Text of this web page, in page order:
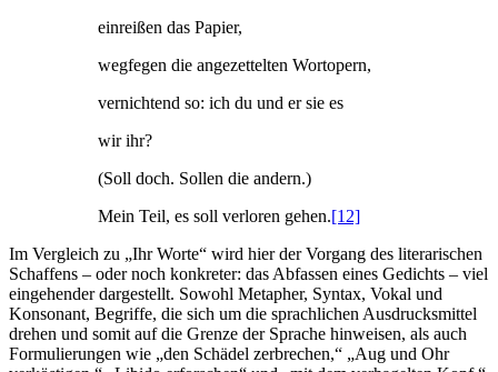
einreißen das Papier,
wegfegen die angezettelten Wortopern,
vernichtend so: ich du und er sie es
wir ihr?
(Soll doch. Sollen die andern.)
Mein Teil, es soll verloren gehen.[12]
Im Vergleich zu „Ihr Worte“ wird hier der Vorgang des literarischen
Schaffens – oder noch konkreter: das Abfassen eines Gedichts – viel
eingehender dargestellt. Sowohl Metapher, Syntax, Vokal und
Konsonant, Begriffe, die sich um die sprachlichen Ausdrucksmittel
drehen und somit auf die Grenze der Sprache hinweisen, als auch
Formulierungen wie „den Schädel zerbrechen,“ „Aug und Ohr